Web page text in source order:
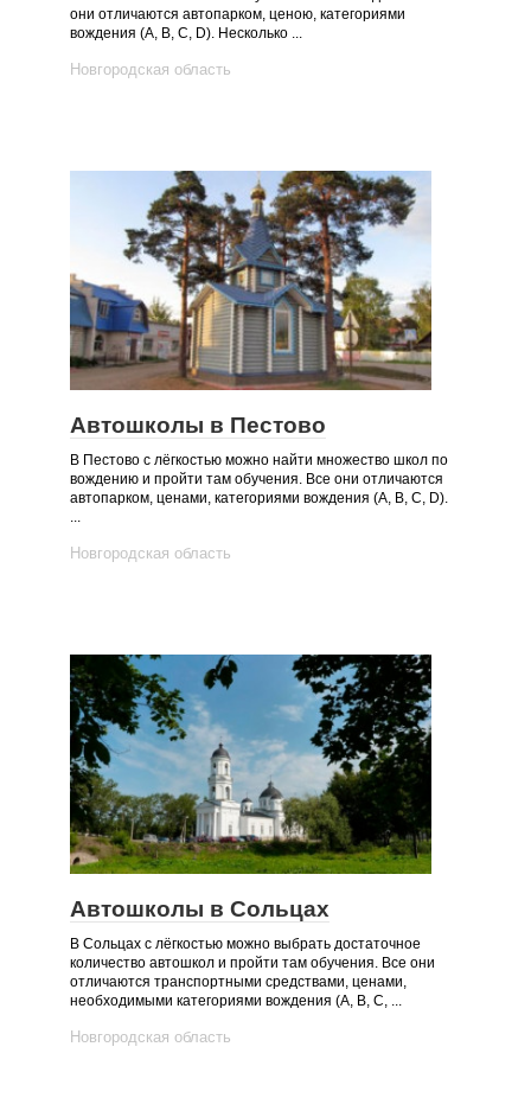
они отличаются автопарком, ценою, категориями
вождения (А, B, C, D). Несколько ...
Новгородская область
Автошколы в Пестово
В Пестово с лёгкостью можно найти множество школ по
вождению и пройти там обучения. Все они отличаются
автопарком, ценами, категориями вождения (А, B, C, D).
...
Новгородская область
Автошколы в Сольцах
В Сольцах с лёгкостью можно выбрать достаточное
количество автошкол и пройти там обучения. Все они
отличаются транспортными средствами, ценами,
необходимыми категориями вождения (А, B, C, ...
Новгородская область